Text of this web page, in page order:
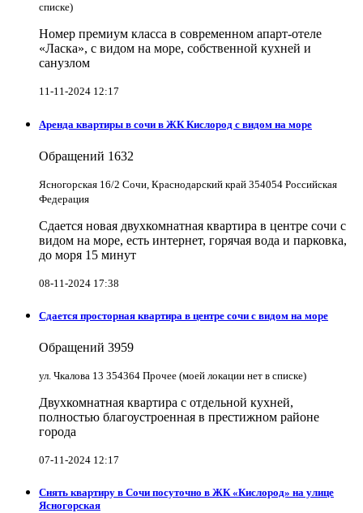
списке)
Номер премиум класса в современном апарт-отеле
«Ласка», с видом на море, собственной кухней и
санузлом
11-11-2024 12:17
Аренда квартиры в сочи в ЖК Кислород с видом на море
Обращений 1632
Ясногорская 16/2 Сочи, Краснодарский край 354054 Российская
Федерация
Сдается новая двухкомнатная квартира в центре сочи с
видом на море, есть интернет, горячая вода и парковка,
до моря 15 минут
08-11-2024 17:38
Сдается просторная квартира в центре сочи с видом на море
Обращений 3959
ул. Чкалова 13 354364 Прочее (моей локации нет в списке)
Двухкомнатная квартира с отдельной кухней,
полностью благоустроенная в престижном районе
города
07-11-2024 12:17
Снять квартиру в Cочи посуточно в ЖК «Кислород» на улице
Ясногорская